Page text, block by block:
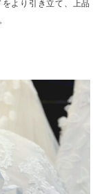
より引き立て、上品